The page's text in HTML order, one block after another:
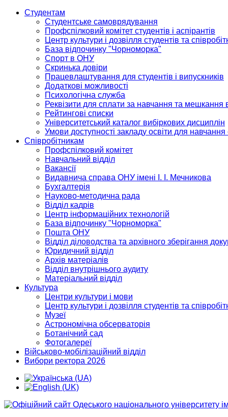
Студентам
Студентське самоврядування
Профспілковий комітет студентів і аспірантів
Центр культури і дозвілля студентів та
База відпочинку "Чорноморка"
Спорт в ОНУ
Скринька довіри
Працевлаштування для студентів і випускників
Додаткові можливості
Психологічна служба
Реквізити для сплати за навчання та мешкання
Рейтингові списки
Університетський каталог вибіркових дисциплін
Умови доступності закладу освіти для
Співробітникам
Профспілковий комітет
Навчальний відділ
Вакансії
Видавнича справа ОНУ імені І. І. Мечникова
Бухгалтерія
Науково-методична рада
Відділ кадрів
Центр інформаційних технологій
База відпочинку "Чорноморка"
Пошта ОНУ
Відділ діловодства та архівного зберігання
Юридичний відділ
Архів матеріалів
Відділ внутрішнього аудиту
Матеріальний відділ
Культура
Центри культури і мови
Центр культури і дозвілля студентів та
Музеї
Астрономічна обсерваторія
Ботанічний сад
Фотогалереї
Військово-мобілізаційний відділ
Вибори ректора 2026